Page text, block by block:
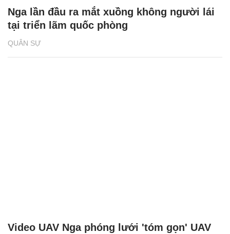
QUÂN SỰ
Nga lần đầu ra mắt xuồng không người lái
tại triển lãm quốc phòng
Video UAV Nga phóng lưới 'tóm gọn' UAV